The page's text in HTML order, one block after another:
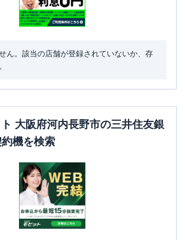
ん。該当の店舗が登録されていないか、存
大阪府河内長野市の三井住友銀
機を検索